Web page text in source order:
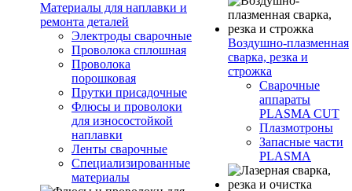
Материалы для наплавки и
ремонта деталей
Электроды сварочные
Проволока сплошная
Проволока
порошковая
Прутки присадочные
Флюсы и проволоки
для износостойкой
наплавки
Ленты сварочные
Специализированные
материалы
Воздушно-плазменная
сварка, резка и
строжка
Сварочные
аппараты
PLASMA CUT
Плазмотроны
Запасные части
PLASMA